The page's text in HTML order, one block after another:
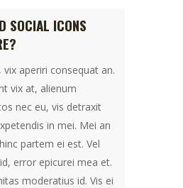
SOCIAL ICONS
vix aperiri consequat an.
vix at, alienum
nec eu, vis detraxit
in mei. Mei an
partem ei est. Vel
error epicurei mea et.
moderatius id. Vis ei